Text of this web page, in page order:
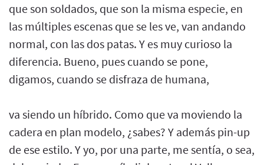
que son soldados, que son la misma especie, en
las múltiples escenas que se les ve, van andando
normal, con las dos patas. Y es muy curioso la
diferencia. Bueno, pues cuando se pone,
digamos, cuando se disfraza de humana,
va siendo un híbrido. Como que va moviendo la
cadera en plan modelo, ¿sabes? Y además pin-up
de ese estilo. Y yo, por una parte, me sentía, o sea,